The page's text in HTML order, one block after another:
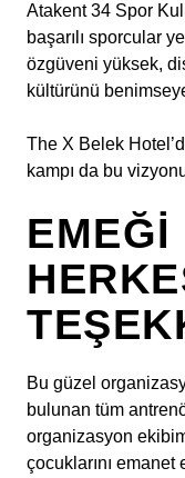
Atakent 34 Spor
başarılı sporcular
özgüveni yüksek,
kültürünü
The X Belek
kampı da bu
EMEĞI
Bu güzel
bulunan tüm
organizasyon
çocuklarını